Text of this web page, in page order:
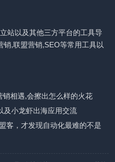
站以及其他三方平台的工具导
,联盟营销,SEO等常用工具以
相遇,会擦出怎么样的火花
及小龙虾出海应用交流
客，才发现自动化最难的不是